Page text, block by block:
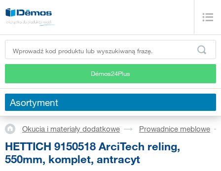
Démos24Plus
Asortyment
Okucia i materiały dodatkowe Prowadnice meblowe
HETTICH 9150518 ArciTech reling,
550mm, komplet, antracyt